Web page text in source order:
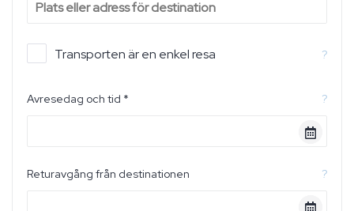
Transporten är en enkel resa ?
Avresedag och tid * ?
Returavgång från destinationen ?